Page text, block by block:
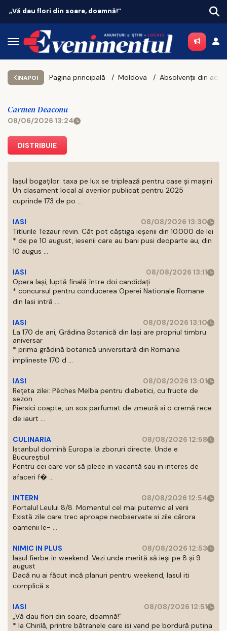
Vacanțe 2026: Portugalia conduce topul
INAPOI Pagina principală Moldova
Carmen Deaconu
08/06/2026 13:24
DISTRIBUIE
Iașul bogaților: taxa pe lux se triplează pentru case și mașini
Un clasament local al averilor publicat pentru 2025
cuprinde 173 de po ...
IASI
08/08/2026 13:30
Titlurile Tezaur revin. Cât pot câștiga ieșenii din 10.000 de lei
* de pe 10 august, iesenii care au bani pusi deoparte au, din
10 augus ...
IASI
08/08/2026 13:11
Opera Iași, luptă finală între doi candidați
* concursul pentru conducerea Operei Nationale Romane
din Iasi intră ...
IASI
08/08/2026 13:10
La 170 de ani, Grădina Botanică din Iași are propriul timbru
aniversar
* prima grădină botanică universitară din Romania
implineste 170 d ...
IASI
08/08/2026 13:01
Rețeta zilei: Pêches Melba pentru diabetici, cu fructe de
sezon
Piersici coapte, un sos parfumat de zmeură si o cremă rece
de iaurt ...
CULINARIA
08/08/2026 12:58
Istanbul domină Europa la zboruri directe. Unde e
Bucureștiul
Pentru cei care vor să plece in vacantă sau in interes de
afaceri f� ...
INTERN
08/08/2026 12:54
Portalul Leului 8/8. Momentul cel mai puternic al verii
Există zile care trec aproape neobservate si zile cărora
oamenii le- ...
NIMIC IN PLUS
08/08/2026 12:53
Iașul fierbe în weekend. Vezi unde merită să ieși pe 8 și 9
august
Dacă nu ai făcut incă planuri pentru weekend, Iasul iti
complică s ...
IASI
08/08/2026 12:51
„Vă dau flori din soare, doamnă!”
* la Chirilă, printre bătranele care isi vand pe bordură putina